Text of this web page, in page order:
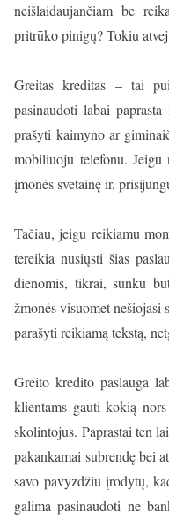
neišlaidaujančiam be
pritrūko pinigų? Tokiu
Greitas kreditas – tai
pasinaudoti labai
prašyti kaimyno ar
mobiliuoju telefonu. Jeigu
įmonės svetainę ir,
Tačiau, jeigu reikiamu
tereikia nusiųsti šias
dienomis, tikrai, sunku
žmonės visuomet
parašyti reikiamą tekstą,
Greito kredito paslauga
klientams gauti kokią
skolintojus. Paprastai ten
pakankamai subrendę bei
savo pavyzdžiu įrodytų,
galima pasinaudoti ne